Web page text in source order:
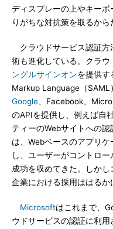
ディスプレーの上やキー
りがちな対抗策を取るから
クラウドサービス認証方
術も進化している。クラ
ングルサインオンを提供
Markup Language（SAML
Google 、Facebook、
のAPIを提供し、例えば自
ティーのWebサイトへの
は、Webベースのアプリ
し、ユーザーがコントロ
成功を収めてきた。しかし
企業における採用ははるか
Microsoftはこれまで、
ウドサービスの認証に利